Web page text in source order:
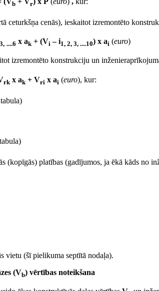
b r
ceturkšņa cenās), ieskaitot izremontēto
....6 x ak+ (Vi – i1, 2, 3, ....10) x ai (euro)
izremontēto konstrukciju un
rk x ak + Vri x ai (euro), kur:
(kopīgās) platības (gadījumos, ja ēkā kāds no
vietu (šī pielikuma septītā nodaļa).
(Vb) vērtības noteikšana